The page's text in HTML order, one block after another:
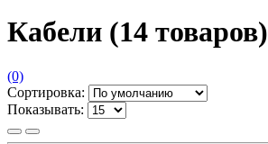
Кабели (14 товаров)
(0)
Сортировка:
Показывать: